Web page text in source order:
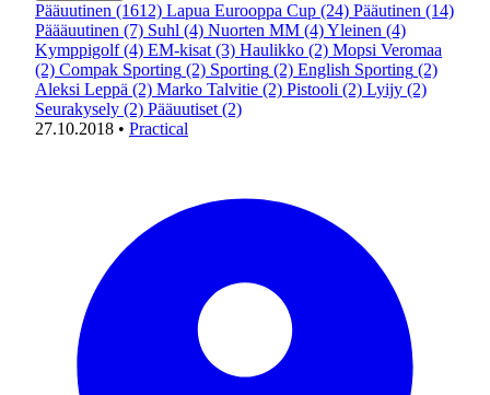
Pääuutinen (1612) Lapua Eurooppa Cup (24) Pääutinen (14)
Päääuutinen (7) Suhl (4) Nuorten MM (4)Yleinen (4)
Kymppigolf (4) EM-kisat (3) Haulikko (2) Mopsi Veromaa
(2) Compak Sporting (2) Sporting (2) English Sporting (2)
Aleksi Leppä (2) Marko Talvitie (2) Pistooli (2) Lyijy (2)
Seurakysely (2) Pääuutiset (2)
27.10.2018 • Practical